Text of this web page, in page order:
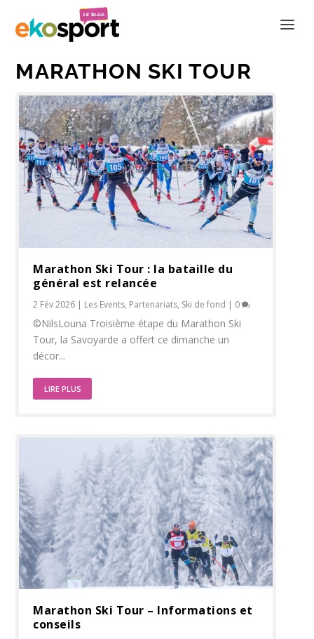
MARATHON SKI TOUR
Marathon Ski Tour : la bataille du
général est relancée
2 Fév 2026 | Les Events, Partenariats, Ski de fond | 0
©NilsLouna Troisième étape du Marathon Ski
Tour, la Savoyarde a offert ce dimanche un
décor...
LIRE PLUS
Marathon Ski Tour – Informations et
conseils